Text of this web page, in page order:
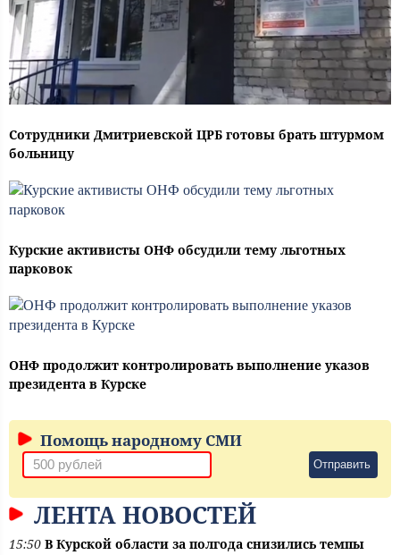
Сотрудники Дмитриевской ЦРБ готовы брать штурмом
больницу
Курские активисты ОНФ обсудили тему льготных
парковок
ОНФ продолжит контролировать выполнение указов
президента в Курске
Помощь народному СМИ
Отправить
ЛЕНТА НОВОСТЕЙ
15:50 В Курской области за полгода снизились темпы